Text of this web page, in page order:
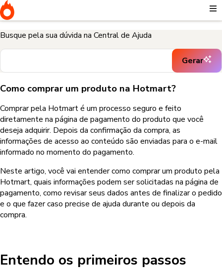
Página Inicial
Como comprar
um produto na Hotmart?
Busque pela sua dúvida na Central de Ajuda
Gerar
Como comprar um produto na Hotmart?
Comprar pela Hotmart é um processo seguro e feito
diretamente na página de pagamento do produto que você
deseja adquirir. Depois da confirmação da compra, as
informações de acesso ao conteúdo são enviadas para o e-mail
informado no momento do pagamento.
Neste artigo, você vai entender como comprar um produto pela
Hotmart, quais informações podem ser solicitadas na página de
pagamento, como revisar seus dados antes de finalizar o pedido
e o que fazer caso precise de ajuda durante ou depois da
compra.
Entendo os primeiros passos